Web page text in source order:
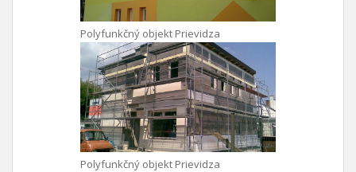
Polyfunkčný objekt Prievidza
Polyfunkčný objekt Prievidza